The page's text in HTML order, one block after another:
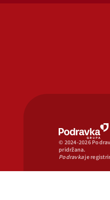
© 2024-2026
pridržana.
Podravkaje